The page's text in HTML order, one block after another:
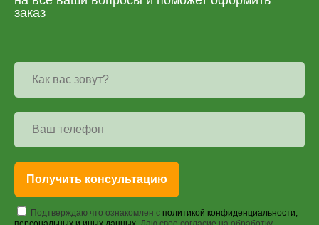
заказ
Получить консультацию
Подтверждаю что ознакомлен с политикой конфиденциальности,